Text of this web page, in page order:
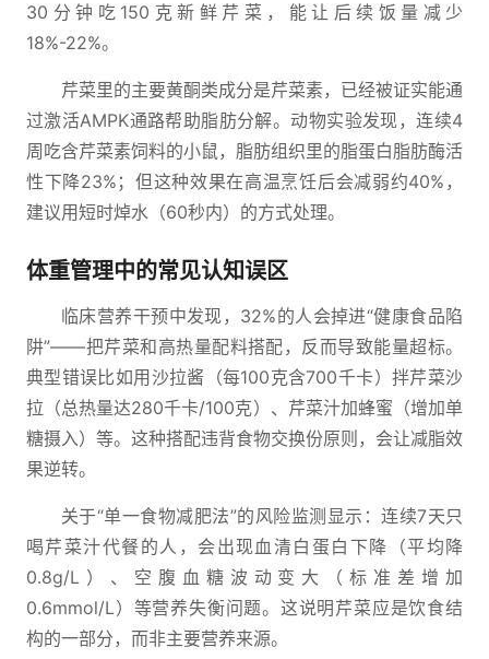
30分钟吃150克新鲜芹菜，能让后续饭量减少
18%-22%。
芹菜里的主要黄酮类成分是芹菜素，已经被证实能通
过激活AMPK通路帮助脂肪分解。动物实验发现，连续4
周吃含芹菜素饲料的小鼠，脂肪组织里的脂蛋白脂肪酶活
性下降23%；但这种效果在高温烹饪后会减弱约40%，
建议用短时焯水（60秒内）的方式处理。
体重管理中的常见认知误区
临床营养干预中发现，32%的人会掉进“健康食品陷
阱”——把芹菜和高热量配料搭配，反而导致能量超标。
典型错误比如用沙拉酱（每100克含700千卡）拌芹菜沙
拉（总热量达280千卡/100克）、芹菜汁加蜂蜜（增加单
糖摄入）等。这种搭配违背食物交换份原则，会让减脂效
果逆转。
关于“单一食物减肥法”的风险监测显示：连续7天只
喝芹菜汁代餐的人，会出现血清白蛋白下降（平均降
0.8g/L）、空腹血糖波动变大（标准差增加
0.6mmol/L）等营养失衡问题。这说明芹菜应是饮食结
构的一部分，而非主要营养来源。